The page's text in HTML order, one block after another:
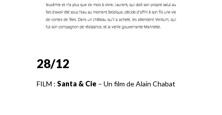
28/12
FILM : Santa & Cie – Un film de Alain Chabat